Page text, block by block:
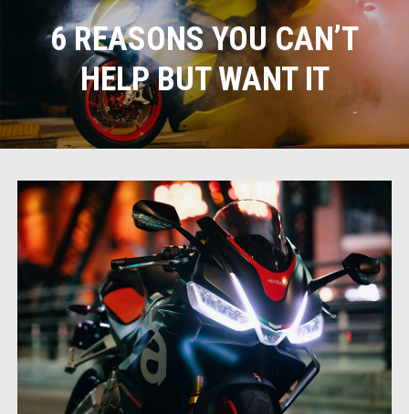
6 REASONS YOU CAN’T
HELP BUT WANT IT